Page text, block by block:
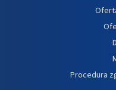
Procedura